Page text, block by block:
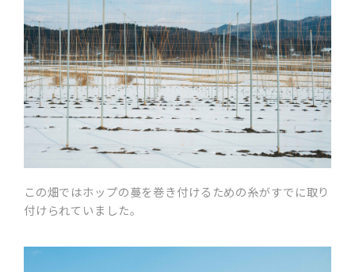
この畑ではホップの蔓を巻き付けるための糸がすでに取り
付けられていました。